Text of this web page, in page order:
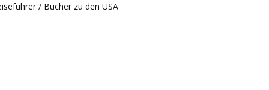
/ Bücher zu den USA